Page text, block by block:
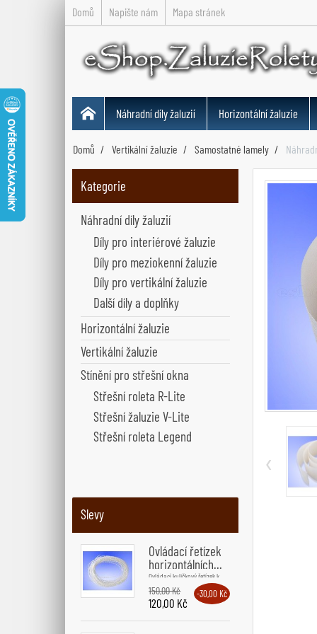
Domů Napište nám Mapa stránek
Náhradní díly žaluzií Horizontální žaluzie
Domů Vertikální žaluzie Samostatné lamely
Kategorie
Náhradní díly žaluzií
Díly pro interiérové žaluzie
Díly pro meziokenní žaluzie
Díly pro vertikální žaluzie
Další díly a doplňky
Horizontální žaluzie
Vertikální žaluzie
Stínění pro střešní okna
Střešní roleta R-Lite
Střešní žaluzie V-Lite
Střešní roleta Legend
Slevy
Ovládací řetízek
horizontálních...
Ovládací kuličkový řetízek k...
150,00 Kč -30,00 Kč
120,00 Kč
‹